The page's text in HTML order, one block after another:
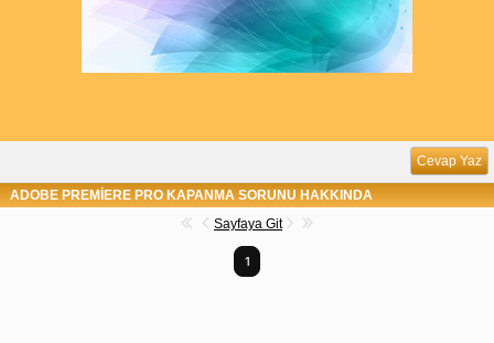
Cevap Yaz
ADOBE PREMİERE PRO KAPANMA SORUNU HAKKINDA
Sayfaya Git
1